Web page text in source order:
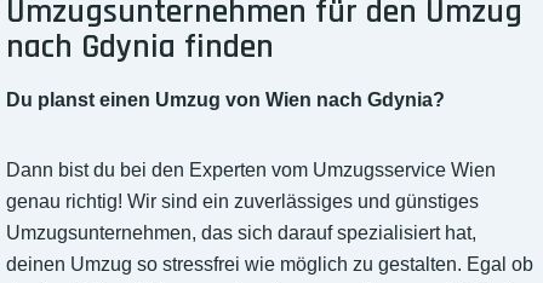
Umzugsunternehmen für den Umzug
nach Gdynia finden
Du planst einen Umzug von Wien nach Gdynia?
Dann bist du bei den Experten vom Umzugsservice Wien
genau richtig! Wir sind ein zuverlässiges und günstiges
Umzugsunternehmen, das sich darauf spezialisiert hat,
deinen Umzug so stressfrei wie möglich zu gestalten. Egal ob